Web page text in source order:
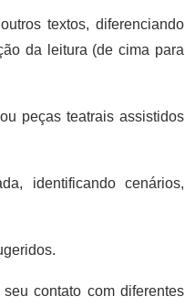
textos, diferenciando
da leitura (de cima para
peças teatrais assistidos
identificando cenários,
contato com diferentes